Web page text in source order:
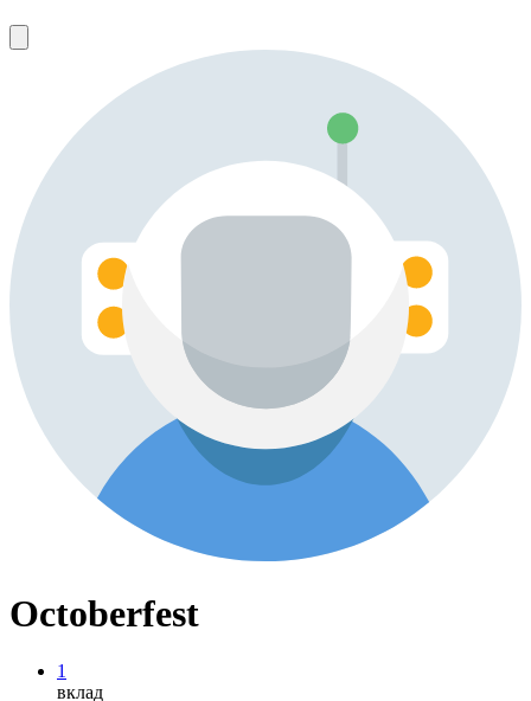
Octoberfest
1
вклад